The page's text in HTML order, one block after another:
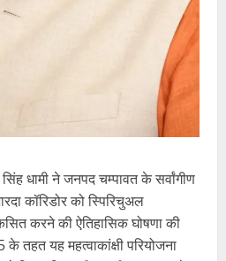
धामी ने जनपद चम्पावत के सर्वांगीण
कॉरिडोर को स्पिरिचुअल
करने की ऐतिहासिक घोषणा की
तहत यह महत्वाकांक्षी परियोजना